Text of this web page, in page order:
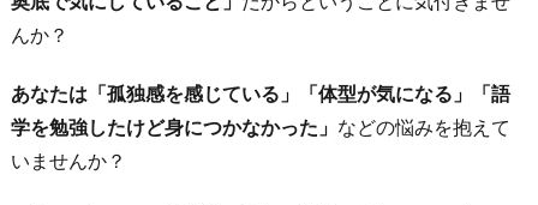
か
す
思
い
切
んか？
あなたは「孤独感を感じている」「体型が気になる」「語
学を勉強したけど身につかなかった」 などの悩みを抱えて
いませんか？